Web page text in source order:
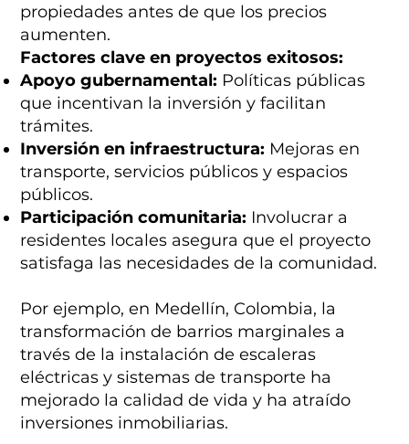
propiedades antes de que los precios
aumenten.
Factores clave en proyectos exitosos:
Apoyo gubernamental: Políticas públicas
que incentivan la inversión y facilitan
trámites.
Inversión en infraestructura: Mejoras en
transporte, servicios públicos y espacios
públicos.
Participación comunitaria: Involucrar a
residentes locales asegura que el proyecto
satisfaga las necesidades de la comunidad.
Por ejemplo, en Medellín, Colombia, la
transformación de barrios marginales a
través de la instalación de escaleras
eléctricas y sistemas de transporte ha
mejorado la calidad de vida y ha atraído
inversiones inmobiliarias.